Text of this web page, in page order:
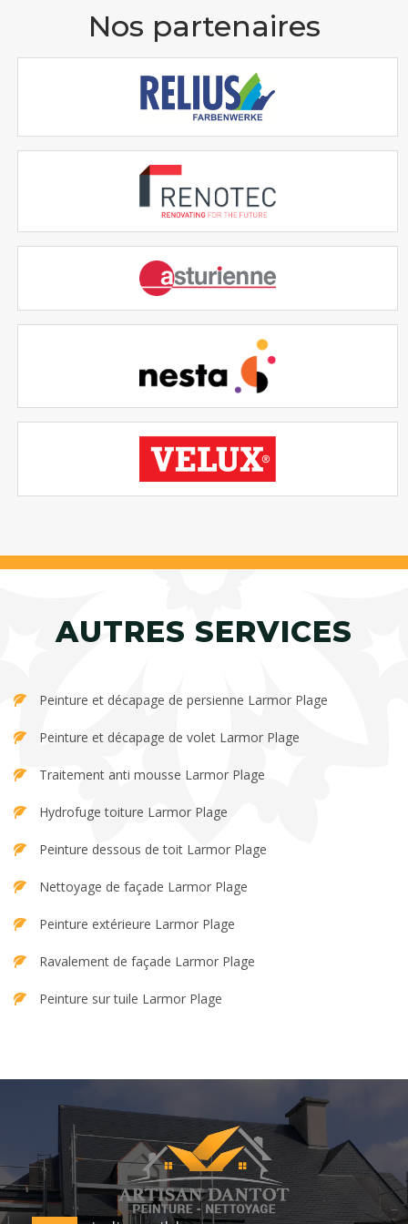
Nos partenaires
AUTRES SERVICES
Peinture et décapage de persienne Larmor Plage
Peinture et décapage de volet Larmor Plage
Traitement anti mousse Larmor Plage
Hydrofuge toiture Larmor Plage
Peinture dessous de toit Larmor Plage
Nettoyage de façade Larmor Plage
Peinture extérieure Larmor Plage
Ravalement de façade Larmor Plage
Peinture sur tuile Larmor Plage